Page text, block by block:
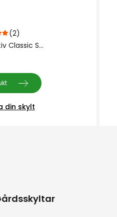
of 5
(2)
Gårdsskylt Motiv Classic Stolpe
din skylt